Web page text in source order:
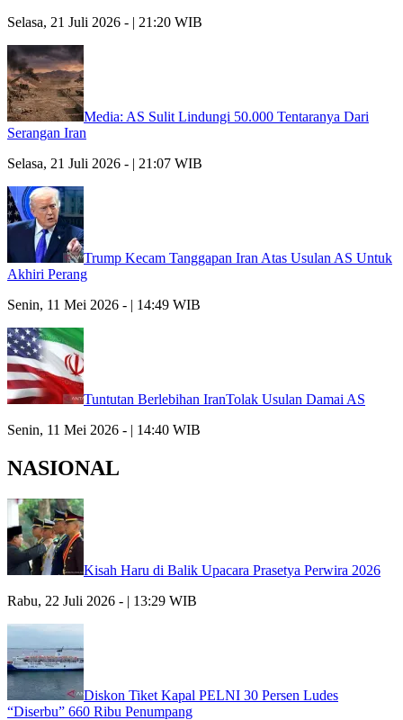
Selasa, 21 Juli 2026 - | 21:20 WIB
Media: AS Sulit Lindungi 50.000 Tentaranya Dari
Serangan Iran
Selasa, 21 Juli 2026 - | 21:07 WIB
Trump Kecam Tanggapan Iran Atas Usulan AS Untuk
Akhiri Perang
Senin, 11 Mei 2026 - | 14:49 WIB
Tuntutan Berlebihan IranTolak Usulan Damai AS
Senin, 11 Mei 2026 - | 14:40 WIB
NASIONAL
Kisah Haru di Balik Upacara Prasetya Perwira 2026
Rabu, 22 Juli 2026 - | 13:29 WIB
Diskon Tiket Kapal PELNI 30 Persen Ludes
“Diserbu” 660 Ribu Penumpang